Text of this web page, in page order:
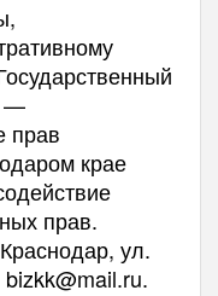
—
прав
крае
прав.
ул.